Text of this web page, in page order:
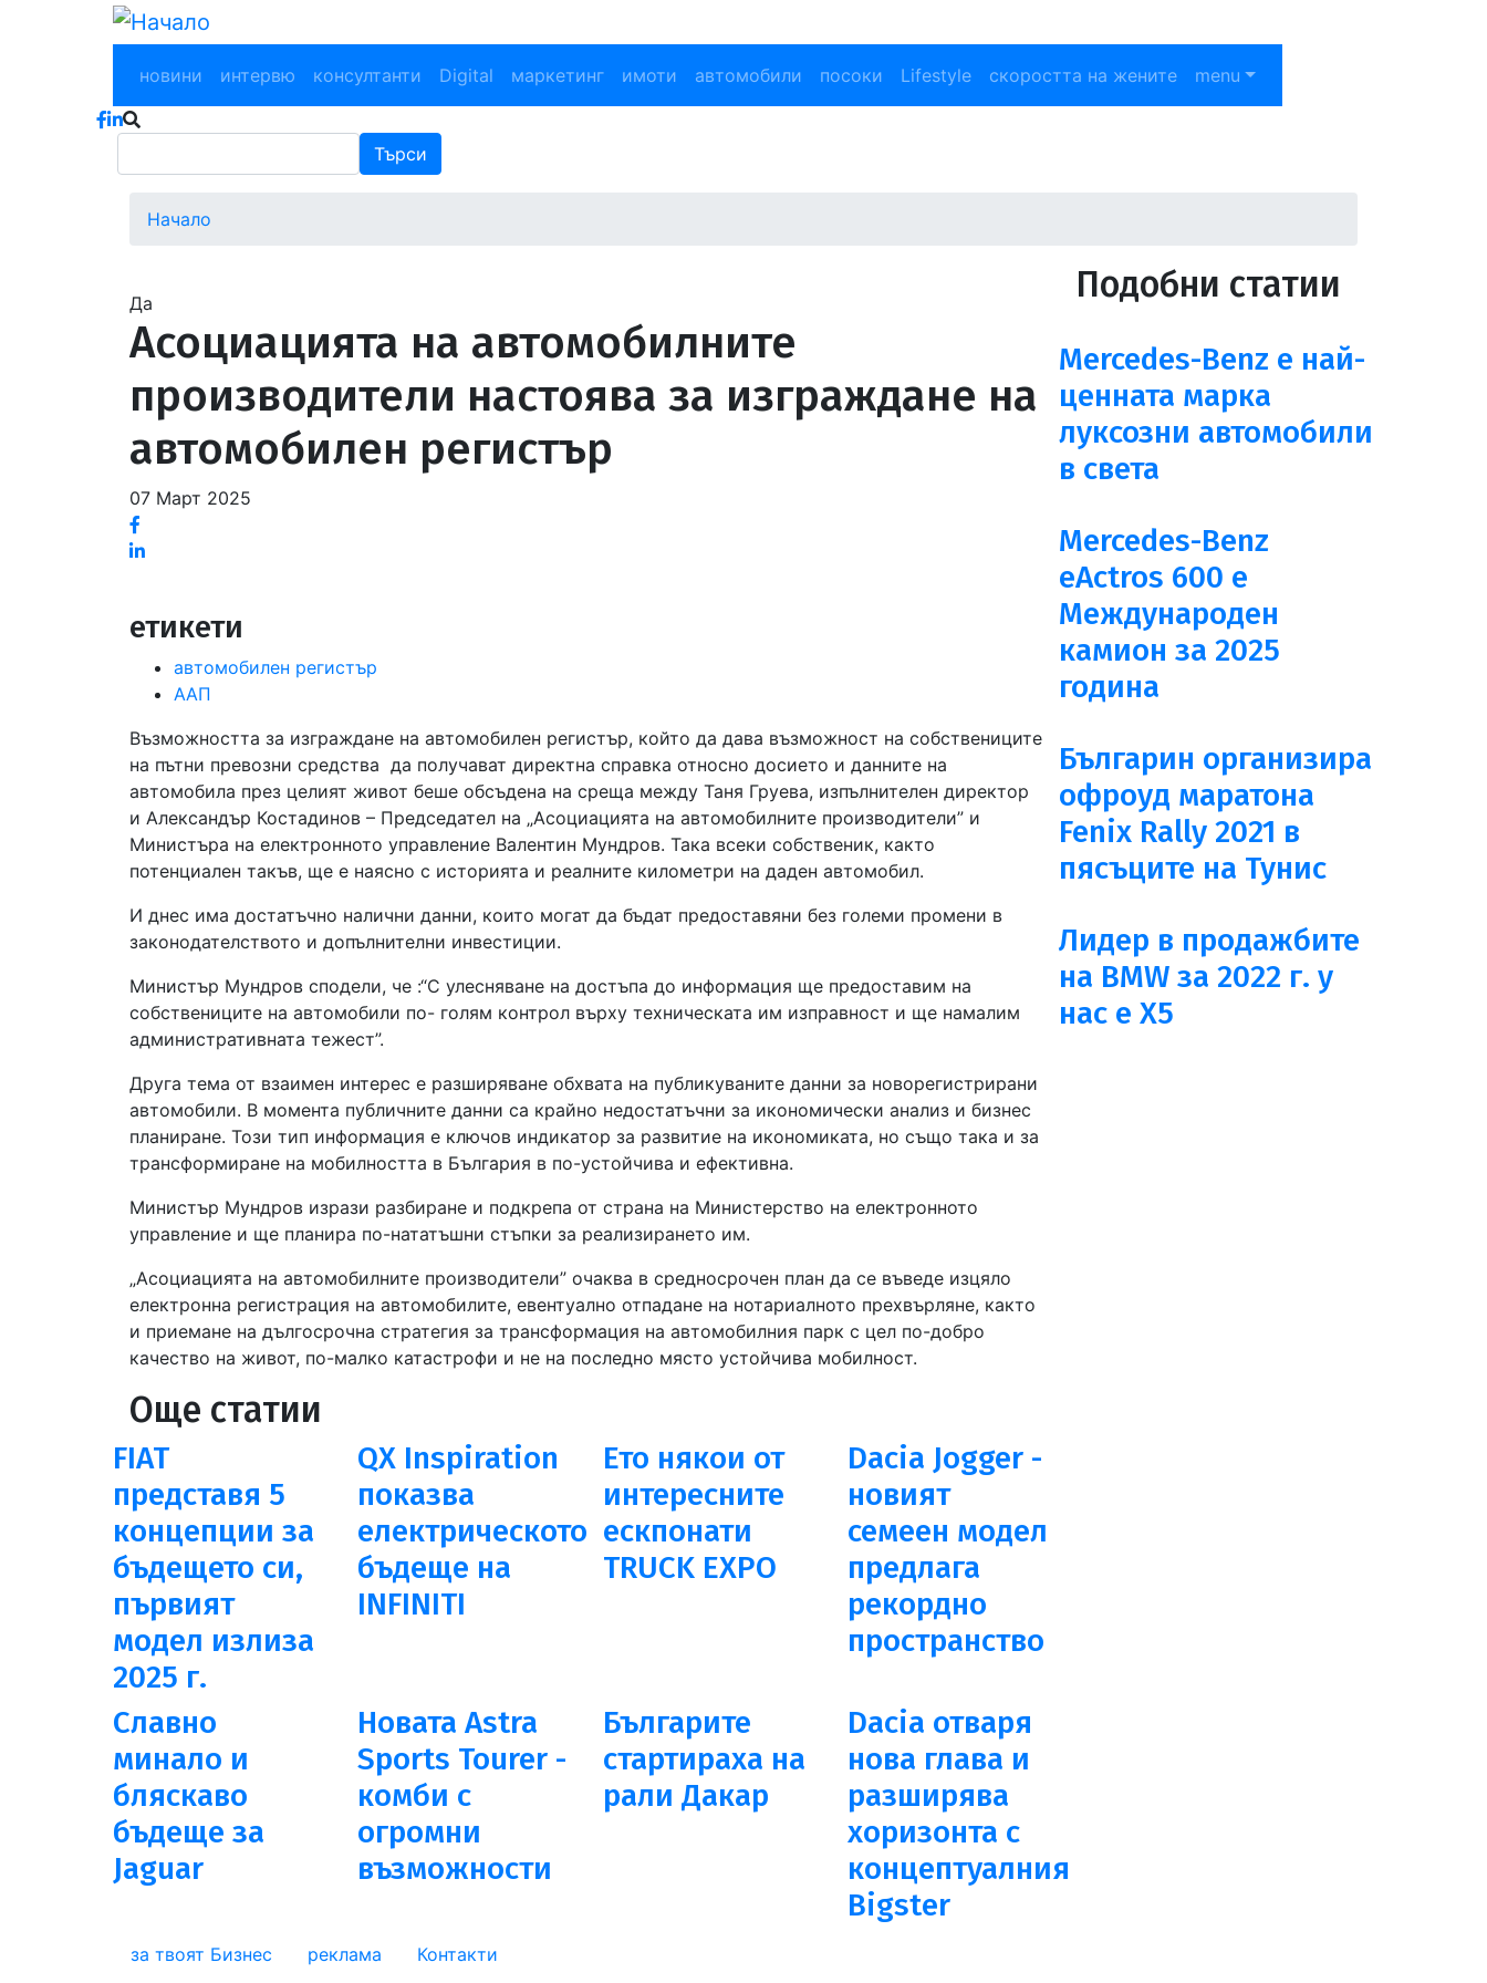
Main navigation
новини интервю консултанти Digital маркетинг имоти автомобили посоки Lifestyle скоростта на жените menu
Търси
Начало
снимка
Да
Асоциацията на автомобилните
производители настоява за изграждане на
автомобилен регистър
07 Март 2025
етикети
автомобилен регистър
ААП
Възможността за изграждане на автомобилен регистър, който да дава възможност на собствениците
на пътни превозни средства да получават директна справка относно досието и данните на
автомобила през целият живот беше обсъдена на среща между Таня Груева, изпълнителен директор
и Александър Костадинов – Председател на „Асоциацията на автомобилните производители” и
Министъра на електронното управление Валентин Мундров. Така всеки собственик, както
потенциален такъв, ще е наясно с историята и реалните километри на даден автомобил.
И днес има достатъчно налични данни, които могат да бъдат предоставяни без големи промени в
законодателството и допълнителни инвестиции.
Министър Мундров сподели, че :“С улесняване на достъпа до информация ще предоставим на
собствениците на автомобили по- голям контрол върху техническата им изправност и ще намалим
административната тежест”.
Друга тема от взаимен интерес е разширяване обхвата на публикуваните данни за новорегистрирани
автомобили. В момента публичните данни са крайно недостатъчни за икономически анализ и бизнес
планиране. Този тип информация е ключов индикатор за развитие на икономиката, но също така и за
трансформиране на мобилността в България в по-устойчива и ефективна.
Министър Мундров изрази разбиране и подкрепа от страна на Министерство на електронното
управление и ще планира по-нататъшни стъпки за реализирането им.
„Асоциацията на автомобилните производители” очаква в средносрочен план да се въведе изцяло
електронна регистрация на автомобилите, евентуално отпадане на нотариалното прехвърляне, както
и приемане на дългосрочна стратегия за трансформация на автомобилния парк с цел по-добро
качество на живот, по-малко катастрофи и не на последно място устойчива мобилност.
Още статии
FIAT
представя 5
концепции за
бъдещето си,
първият
модел излиза
2025 г.
QX Inspiration
показва
електрическото
бъдеще на
INFINITI
Ето някои от
интересните
ескпонати
TRUCK EXPO
Dacia Jogger -
новият
семеен модел
предлага
рекордно
пространство
Славно
минало и
бляскаво
бъдеще за
Jaguar
Новата Astra
Sports Tourer -
комби с
огромни
възможности
Българите
стартираха на
рали Дакар
Dacia отваря
нова глава и
разширява
хоризонта с
концептуалния
Bigster
Подобни статии
Mercedes-Benz е най-
ценната марка
луксозни автомобили
в света
Mercedes-Benz
eActros 600 е
Международен
камион за 2025
година
Българин организира
офроуд маратона
Fenix Rally 2021 в
пясъците на Тунис
Лидер в продажбите
на BMW за 2022 г. у
нас е Х5
за твоят Бизнес реклама Контакти